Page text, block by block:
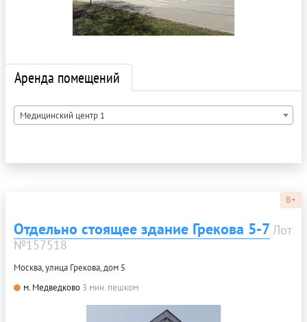
Аренда помещений
Медицинский центр 1
B+
Отдельно стоящее здание Грекова 5-7 Лот
№157518
Москва, улица Грекова, дом 5
м. Медведково 3 мин. пешком